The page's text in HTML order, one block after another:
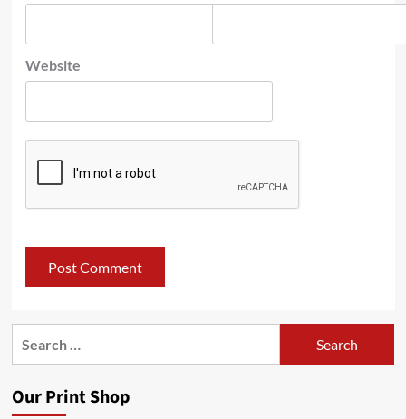
Website
Our Print Shop